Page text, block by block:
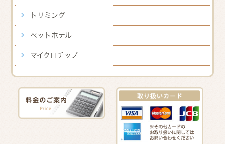
トリミング
ペットホテル
マイクロチップ